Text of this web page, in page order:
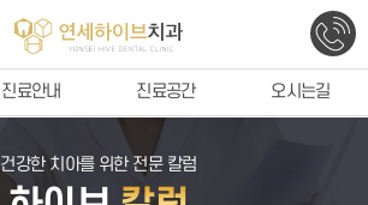
진료안내 진료공간 오시는길
건강한 치아를 위한 전문 칼럼